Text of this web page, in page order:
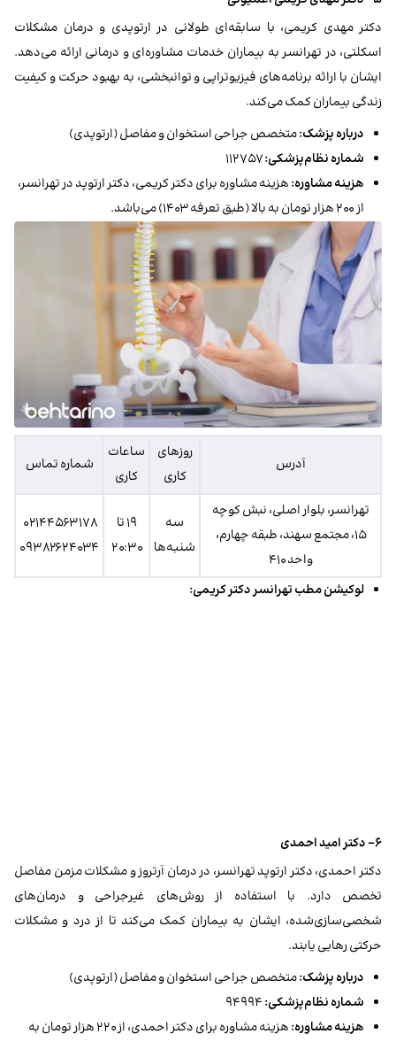
دکتر مهدی کریمی، با سابقه‌ای طولانی در ارتوپدی و درمان مشکلات
اسکلتی، در تهرانسر به بیماران خدمات مشاوره‌ای و درمانی ارائه می‌دهد.
ایشان با ارائه برنامه‌های فیزیوتراپی و توانبخشی، به بهبود حرکت و کیفیت
زندگی بیماران کمک می‌کند.
درباره پزشک:متخصص جراحی استخوان و مفاصل (ارتوپدی)
شماره نظام‌پزشکی:۱۱۲۷۵۷
هزینه مشاوره:هزینه مشاوره برای دکتر کریمی، دکتر ارتوپد در تهرانسر،
از ۲۰۰ هزار تومان به بالا (طبق تعرفه ۱۴۰۳) می‌باشد.
آدرس
روز‌های
کاری
ساعات
کاری
شماره تماس
تهرانسر، بلوار اصلی، نبش کوچه
۱۵، مجتمع سهند، طبقه چهارم،
واحد ۴۱۰
سه
شنبه‌ها
۱۹ تا
۲۰:۳۰
۰۲۱۴۴۵۶۳۱۷۸
۰۹۳۸۲۶۲۴۰۳۴
لوکیشن مطب تهرانسر دکتر کریمی:
۶- دکتر امید احمدی
دکتر احمدی، دکتر ارتوپد تهرانسر، در درمان آرتروز و مشکلات مزمن مفاصل
تخصص دارد. با استفاده از روش‌های غیرجراحی و درمان‌های
شخصی‌سازی‌شده، ایشان به بیماران کمک می‌کند تا از درد و مشکلات
حرکتی رهایی یابند.
درباره پزشک:متخصص جراحی استخوان و مفاصل (ارتوپدی)
شماره نظام‌پزشکی:۹۴۹۹۴
هزینه مشاوره:
هزینه مشاوره برای دکتر احمدی، از ۲۲۰ هزار تومان به